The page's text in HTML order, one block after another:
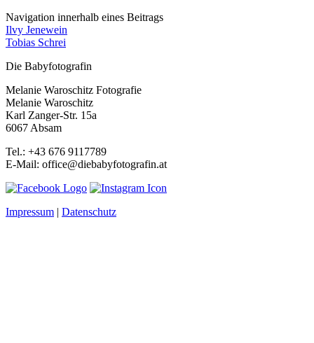
Navigation innerhalb eines Beitrags
Ilvy Jenewein
Tobias Schrei
Die Babyfotografin
Melanie Waroschitz Fotografie
Melanie Waroschitz
Karl Zanger-Str. 15a
6067 Absam
Tel.: +43 676 9117789
E-Mail: office@diebabyfotografin.at
Impressum | Datenschutz